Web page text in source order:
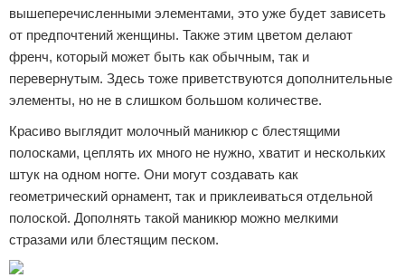
вышеперечисленными элементами, это уже будет зависеть
от предпочтений женщины. Также этим цветом делают
френч, который может быть как обычным, так и
перевернутым. Здесь тоже приветствуются дополнительные
элементы, но не в слишком большом количестве.
Красиво выглядит молочный маникюр с блестящими
полосками, цеплять их много не нужно, хватит и нескольких
штук на одном ногте. Они могут создавать как
геометрический орнамент, так и приклеиваться отдельной
полоской. Дополнять такой маникюр можно мелкими
стразами или блестящим песком.